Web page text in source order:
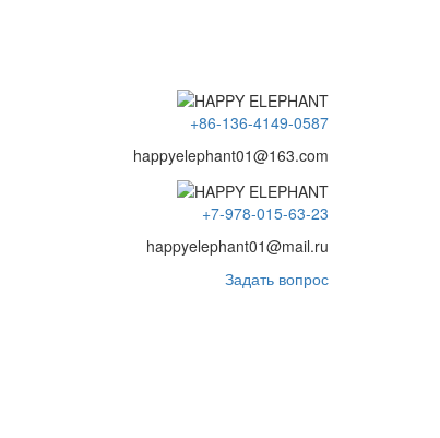
+86-136-4149-0587
happyelephant01@163.com
+7-978-015-63-23
happyelephant01@mail.ru
Задать вопрос